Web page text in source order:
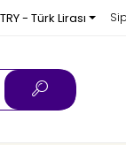
TRY - Türk Lirası